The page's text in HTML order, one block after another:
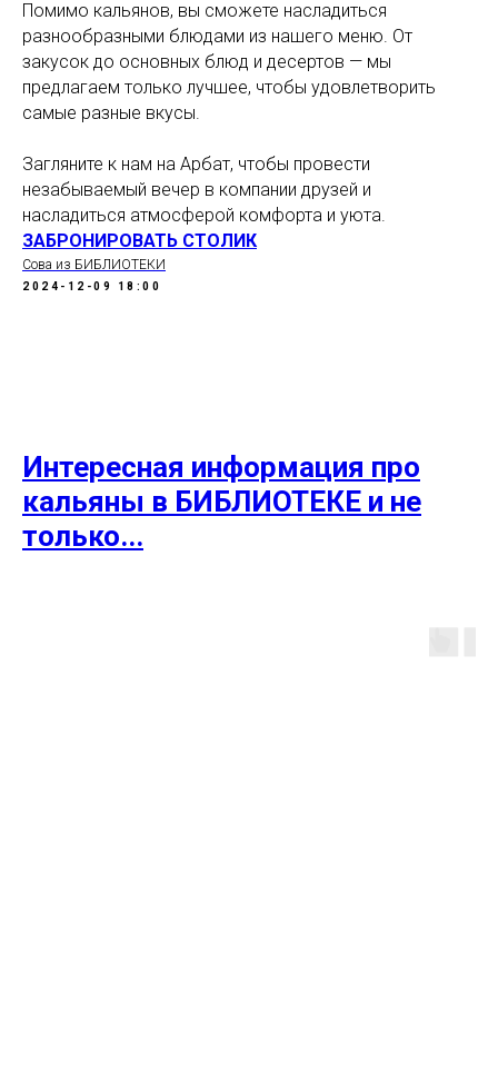
Помимо кальянов, вы сможете насладиться
разнообразными блюдами из нашего меню. От
закусок до основных блюд и десертов — мы
предлагаем только лучшее, чтобы удовлетворить
самые разные вкусы.
Загляните к нам на Арбат, чтобы провести
незабываемый вечер в компании друзей и
насладиться атмосферой комфорта и уюта.
ЗАБРОНИРОВАТЬ СТОЛИК
Сова из БИБЛИОТЕКИ
2024-12-09 18:00
Интересная информация про
кальяны в БИБЛИОТЕКЕ и не
только...